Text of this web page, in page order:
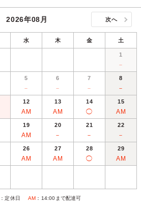
2026年08月 次へ
水 木 金 土
1
－
5
－
6
－
7
－
8
－
12
AM
13
AM
14
◯
15
AM
19
AM
20
－
21
－
22
－
26
AM
27
AM
28
◯
29
AM
：定休日 AM ：14:00まで配達可